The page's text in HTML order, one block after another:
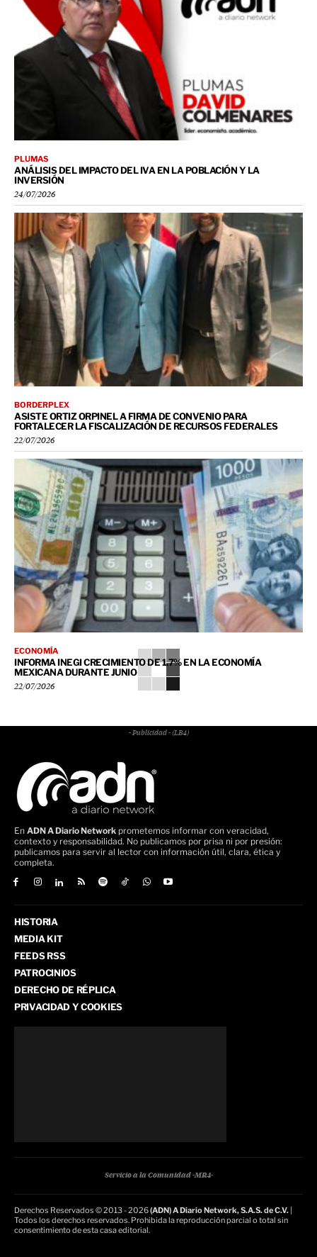
PLUMAS
ANÁLISIS DEL IMPACTO DEL IVA EN LA POBLACIÓN Y LA
INVERSIÓN
24/07/2026
BORDERPLEX
ASISTE ORTIZ ORPINEL A FIRMA DE CONVENIO PARA
FORTALECER LA FISCALIZACIÓN DE RECURSOS FEDERALES
22/07/2026
ECONOMÍA
INFORMA INEGI CRECIMIENTO DE 1.7% EN LA ECONOMÍA
MEXICANA DURANTE JUNIO
22/07/2026
- Publicidad - (LB4)
En ADN A Diario Network prometemos informar con veracidad,
contexto y responsabilidad. No publicamos por prisa ni por presión:
publicamos para servir al lector con información útil, clara, ética y
completa.
HISTORIA
MEDIA KIT
FEEDS RSS
PATROCINIOS
DERECHO DE RÉPLICA
PRIVACIDAD Y COOKIES
Servicio a la Comunidad -MR4-
Derechos Reservados © 2013 - 2026(ADN) A Diario Network, S.A.S. de C.V. |
Todos los derechos reservados. Prohibida la reproducción parcial o total sin
consentimiento de esta casa editorial.